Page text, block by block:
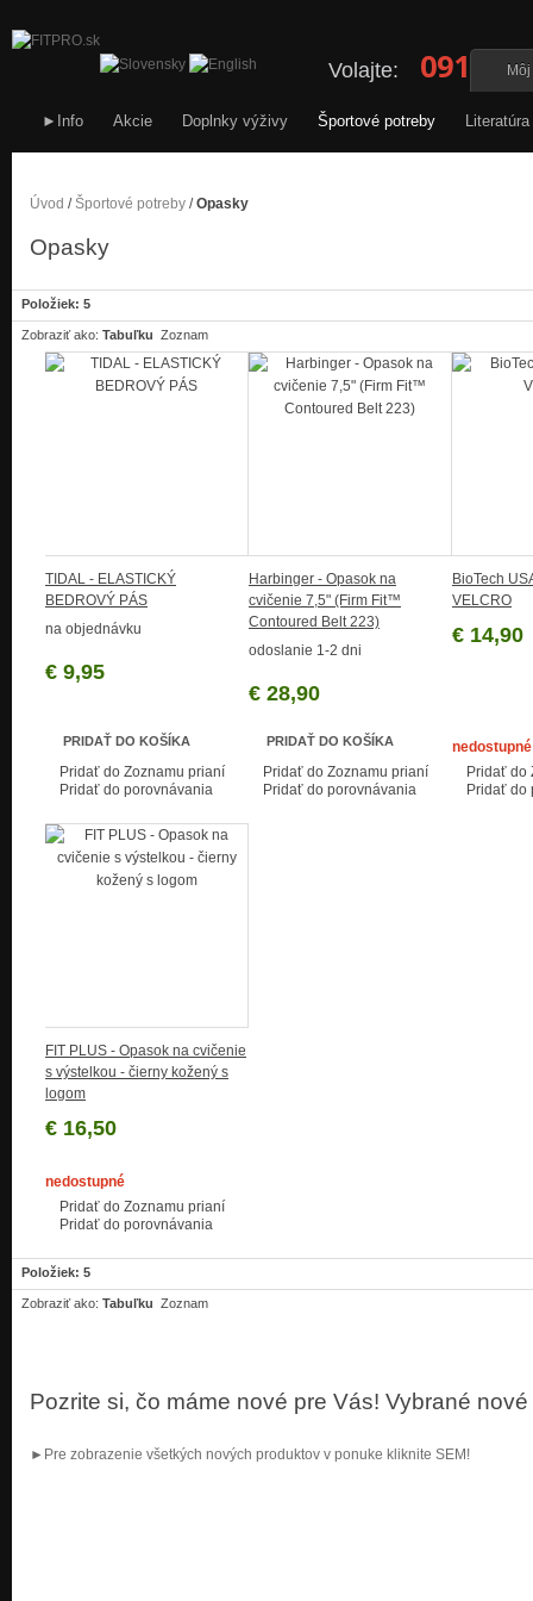
Volajte: 0911
►Info Akcie Doplnky výživy Športové potreby Literatúra
Úvod /Športové potreby /Opasky
Opasky
Položiek: 5
Zobraziť ako: Tabuľku Zoznam
TIDAL - ELASTICKÝ
BEDROVÝ PÁS
na objednávku
€ 9,95
PRIDAŤ DO KOŠÍKA
Pridať do Zoznamu prianí
Pridať do porovnávania
Harbinger - Opasok na
cvičenie 7,5" (Firm Fit™
Contoured Belt 223)
odoslanie 1-2 dni
€ 28,90
PRIDAŤ DO KOŠÍKA
Pridať do Zoznamu prianí
Pridať do porovnávania
BioTech
VELCRO
€ 14,90
nedostupné
Pridať do
Pridať do
FIT PLUS - Opasok na cvičenie
s výstelkou - čierny kožený s
logom
€ 16,50
nedostupné
Pridať do Zoznamu prianí
Pridať do porovnávania
Položiek: 5
Zobraziť ako: Tabuľku Zoznam
Pozrite si, čo máme nové pre Vás! Vybrané
►Pre zobrazenie všetkých nových produktov v ponuke kliknite SEM!